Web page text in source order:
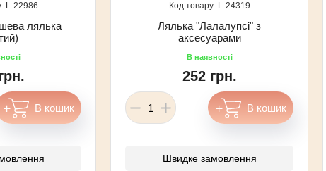
22986
лялька
24319
Лялька "Лалалупсі" з
аксесуарами
252 грн.
Швидке замовлення